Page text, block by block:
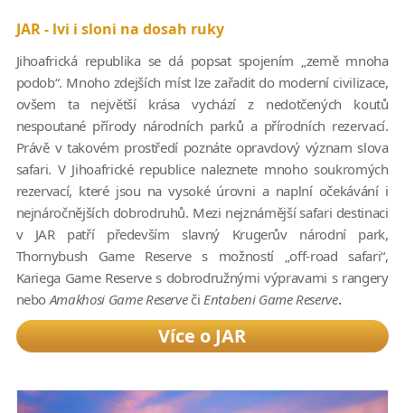
JAR - lvi i sloni na dosah ruky
Jihoafrická republika se dá popsat spojením „země mnoha
podob“. Mnoho zdejších míst lze zařadit do moderní civilizace,
ovšem ta největší krása vychází z nedotčených koutů
nespoutané přírody národních parků a přírodních rezervací.
Právě v takovém prostředí poznáte opravdový význam slova
safari. V Jihoafrické republice naleznete mnoho soukromých
rezervací, které jsou na vysoké úrovni a naplní očekávání i
nejnáročnějších dobrodruhů. Mezi nejznámější safari destinaci
v JAR patří především slavný Krugerův národní park,
Thornybush Game Reserve s možností „off-road safari“,
Kariega Game Reserve s dobrodružnými výpravami s rangery
nebo Amakhosi Game Reserveči Entabeni Game Reserve.
Více o JAR